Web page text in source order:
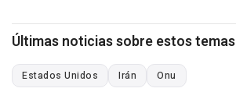
Últimas noticias sobre estos temas
Estados Unidos Irán Onu